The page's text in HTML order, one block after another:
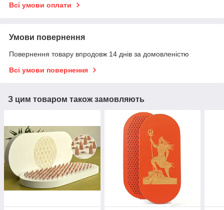
Всі умови оплати
Умови повернення
Повернення товару впродовж 14 днів за домовленістю
Всі умови повернення
З цим товаром також замовляють